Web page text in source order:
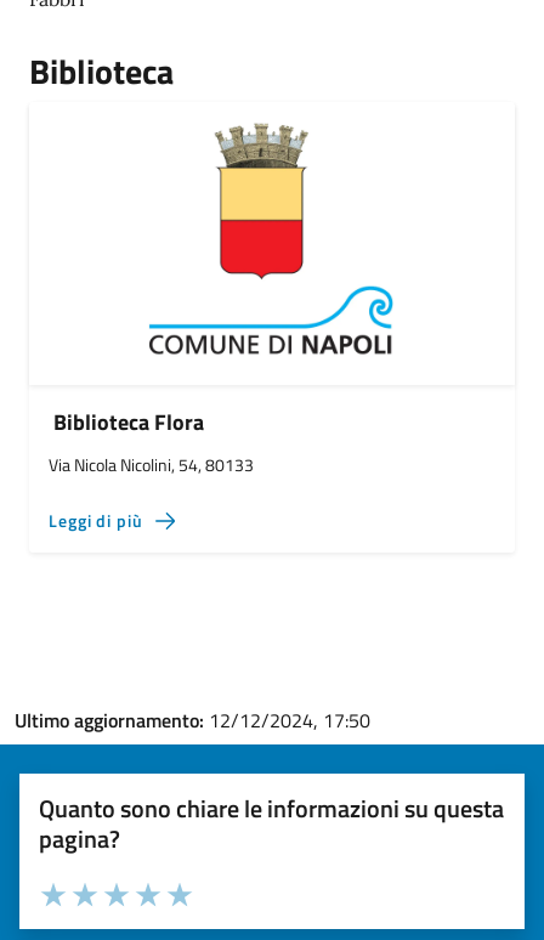
Biblioteca
Biblioteca Flora
Via Nicola Nicolini, 54, 80133
Leggi di più
Ultimo aggiornamento: 12/12/2024, 17:50
Quanto sono chiare le informazioni su questa
pagina?
Valuta la chiarezza delle informazioni (da 1 a 5 stelle)
Seleziona il numero di stelle per valutare la chiarezza delle
Valuta 5 stelle su 5
Valuta 4 stelle su 5
Valuta 3 stelle su 5
Valuta 2 stelle su 5
Valuta 1 stelle su 5